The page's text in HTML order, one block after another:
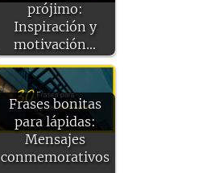
prójimo:
Inspiración y
motivación…
Frases bonitas
para lápidas:
Mensajes
conmemorativos